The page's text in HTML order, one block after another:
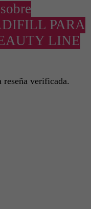
PARA
LINE
reseña verificada.